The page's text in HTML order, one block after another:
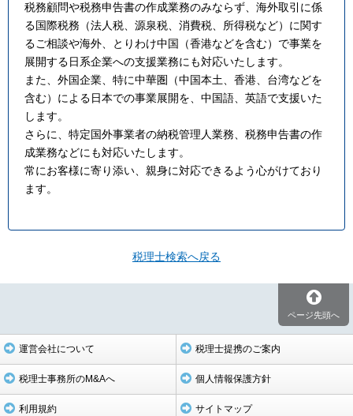
税務顧問や税務申告書の作成業務のみならず、海外取引に係
る国際税務（法人税、源泉税、消費税、所得税など）に関す
るご相談や海外、とりわけ中国（香港などを含む）で事業を
展開する日系企業への支援業務にも対応いたします。
また、外国企業、特に中華圏（中国本土、香港、台湾などを
含む）による日本での事業展開を、中国語、英語で支援いた
します。
さらに、特定国外事業者の納税管理人業務、税務申告書の作
成業務などにも対応いたします。
常にお客様に寄り添い、親身に対応できるよう心がけており
ます。
税理士検索へ戻る
ページ先頭へ
運営会社について 税理士提携のご案内
税理士事務所のM&Aへ 個人情報保護方針
利用規約 サイトマップ